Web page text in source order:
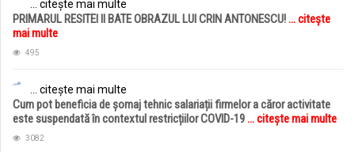
... citește mai multe
PRIMARUL RESITEI II BATE OBRAZUL LUI CRIN ANTONESCU!... citește
mai multe
495
... citește mai multe
Cum pot beneficia de șomaj tehnic salariații firmelor a căror activitate
este suspendată în contextul restricțiilor COVID-19... citește mai multe
3082